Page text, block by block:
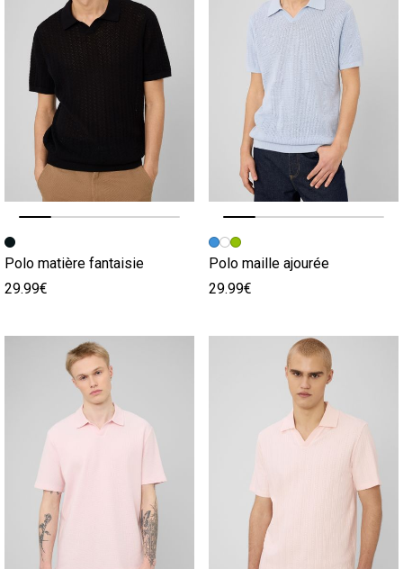
Image précédente
Image suivante
Polo matière fantaisie
29.99€
Image précédente
Image suivante
Polo maille ajourée
29.99€